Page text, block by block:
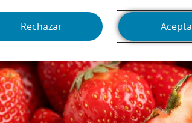
ventana nueva)
Rechazar